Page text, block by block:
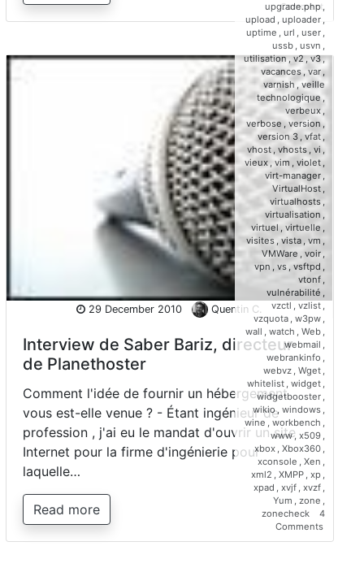
Commenton
domaine
principal
(cPanel/
29 December 2010 Quentin C.
Interview de Saber Bariz, directeur
de Planethoster
Comment l'idée de fournir un hébergement
vous est-elle venue ? - Étant ingénieur de
profession , j'ai eu le mandat d'ouvrir un site
Internet pour la firme d'ingénierie pour
laquelle…
Read more
upgrade.php,
upload , uploader ,
uptime , url , user ,
ussb , usvn ,
utilisation,v2,v3,
vacances , var,
varnish , veille
technologique ,
verbeux ,
verbose ,version,
version 3 , vfat ,
vhost , vhosts , vi ,
vieux , vim , violet,
virt-manager ,
VirtualHost ,
virtualhosts ,
virtualisation ,
virtuel, virtuelle ,
visites , vista , vm ,
VMWare , voir ,
vpn , vs , vsftpd ,
vtonf ,
vulnérabilité ,
vzctl , vzlist ,
vzquota , w3pw ,
wall , watch , Web ,
webmail ,
webrankinfo ,
webvz , Wget ,
whitelist , widget ,
widgetbooster ,
wikio, windows ,
wine , workbench ,
www, x509 ,
xbox , Xbox360 ,
xconsole , Xen ,
xml2 , XMPP , xp ,
xpad , xvjf , xvzf ,
Yum , zone ,
zonecheck
4
Commentson
Interview